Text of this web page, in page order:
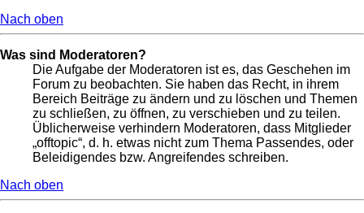
Nach oben
Was sind Moderatoren?
Die Aufgabe der Moderatoren ist es, das Geschehen im
Forum zu beobachten. Sie haben das Recht, in ihrem
Bereich Beiträge zu ändern und zu löschen und Themen
zu schließen, zu öffnen, zu verschieben und zu teilen.
Üblicherweise verhindern Moderatoren, dass Mitglieder
„offtopic“, d. h. etwas nicht zum Thema Passendes, oder
Beleidigendes bzw. Angreifendes schreiben.
Nach oben